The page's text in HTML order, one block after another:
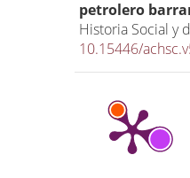
petrolero
Historia Social y
10.15446/